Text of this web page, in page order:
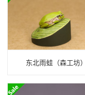
东北雨蛙（森工坊）